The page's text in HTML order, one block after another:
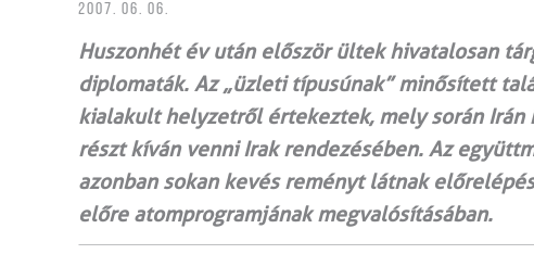
2007. 06. 06.
Huszonhét év után először ültek hivatalosan
diplomaták. Az „üzleti típusúnak” minősített
kialakult helyzetről értekeztek, mely során
részt kíván venni Irak rendezésében. Az
azonban sokan kevés reményt látnak
előre atomprogramjának megvalósításában.